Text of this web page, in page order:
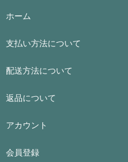
ホーム
支払い方法について
配送方法について
返品について
アカウント
会員登録